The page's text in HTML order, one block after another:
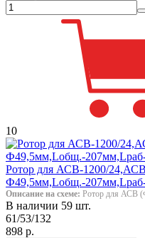
10
Ротор для АСВ-1200/
Ф49,5мм,Lобщ.-
Описание на схеме: Ротор для АСВ
В наличии 59 шт.
61/53/132
898 р.